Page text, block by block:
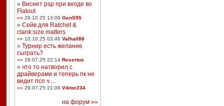
» Виснет psp при входе во
Flatout
»» 29.10.25 13:06 GenS95
» Сейв для Ratchet &
clank:size matters
»» 10.10.25 03:46 Valhall88
» Турнир есть желание
сыграть?
»» 29.07.25 22:14 Resertos
» что то натворил с
драйверами и теперь пк не
видит псп ч ...
»» 29.07.25 21:09 Viktor234
на форум »»